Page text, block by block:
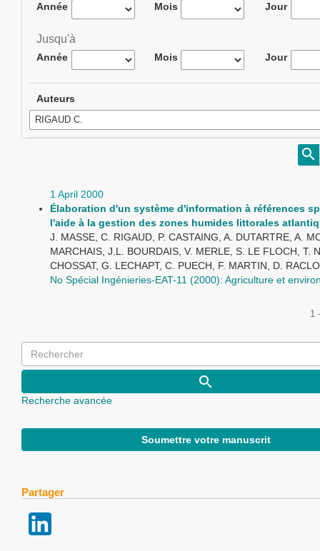
Année Mois Jour
Jusqu'à
Année Mois Jour
Auteurs
1 April 2000
Élaboration d'un système d'information à références
l'aide à la gestion des zones humides littorales
J. MASSE, C. RIGAUD, P. CASTAING, A. DUTARTRE, A.
MARCHAIS, J.L. BOURDAIS, V. MERLE, S. LE FLOCH, T.
CHOSSAT, G. LECHAPT, C. PUECH, F. MARTIN, D.
No Spécial Ingénieries-EAT-11 (2000): Agriculture et
1
Recherche avancée
Soumettre votre manuscrit
Partager